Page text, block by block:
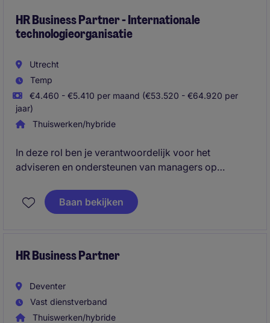
gebruikt om verbeteringen door te voeren en
duurzame groei van de organisatie te ondersteunen.
HR Business Partner - Internationale
technologieorganisatie
Utrecht
Temp
€4.460 - €5.410 per maand (€53.520 - €64.920 per
jaar)
Thuiswerken/hybride
In deze rol ben je verantwoordelijk voor het
adviseren en ondersteunen van managers op
actieve rol op thema's als verzuim, performance
management, coaching en talentontwikkeling,
Baan bekijken
HR Business Partner
Deventer
Vast dienstverband
Thuiswerken/hybride